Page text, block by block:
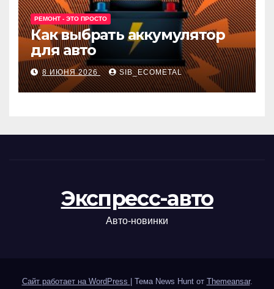
РЕМОНТ - ЭТО ПРОСТО
Как выбрать аккумулятор
для авто
8 ИЮНЯ 2026 SIB_ECOMETAL
Экспресс-авто
Авто-новинки
Сайт работает на WordPress Тема News Hunt от Themeansar.